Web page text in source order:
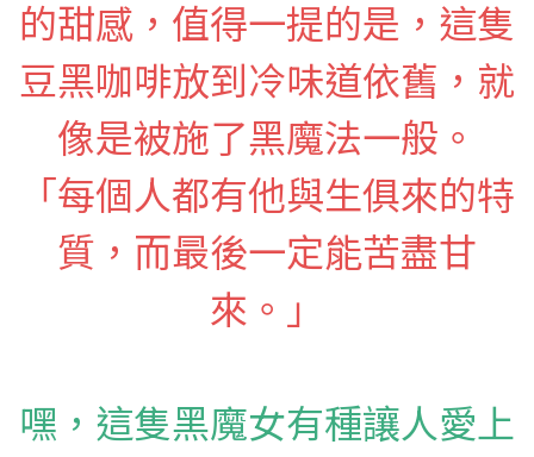
的甜感，值得一提的是，這隻
豆黑咖啡放到冷味道依舊，就
像是被施了黑魔法一般。
「每個人都有他與生俱來的特
質，而最後一定能苦盡甘
來。」
嘿，這隻黑魔女有種讓人愛上